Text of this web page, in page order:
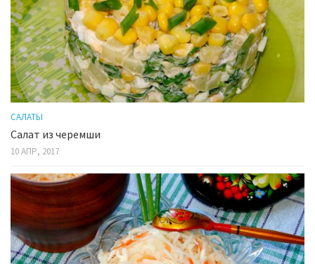
САЛАТЫ
Салат из черемши
10 АПР, 2017